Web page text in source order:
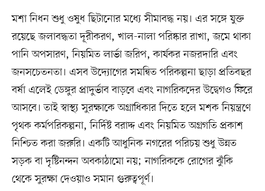
মশা নিধন শুধু ওষুধ ছিটানোর মধ্যে সীমাবদ্ধ নয়। এর সঙ্গে যুক্ত
রয়েছে জলাবদ্ধতা দূরীকরণ, খাল-নালা পরিষ্কার রাখা, জমে থাকা
পানি অপসারণ, নিয়মিত লার্ভা জরিপ, কার্যকর নজরদারি এবং
জনসচেতনতা। এসব উদ্যোগের সমন্বিত পরিকল্পনা ছাড়া প্রতিবছর
বর্ষা এলেই ডেঙ্গুর প্রাদুর্ভাব বাড়বে এবং নাগরিকদের উদ্বেগও ফিরে
আসবে। তাই স্বাস্থ্য সুরক্ষাকে অগ্রাধিকার দিতে হলে মশক নিয়ন্ত্রণে
পৃথক কর্মপরিকল্পনা, নির্দিষ্ট বরাদ্দ এবং নিয়মিত অগ্রগতি প্রকাশ
নিশ্চিত করা জরুরি। একটি আধুনিক নগরের পরিচয় শুধু উন্নত
সড়ক বা দৃষ্টিনন্দন অবকাঠামো নয়; নাগরিককে রোগের ঝুঁকি
থেকে সুরক্ষা দেওয়াও সমান গুরুত্বপূর্ণ।